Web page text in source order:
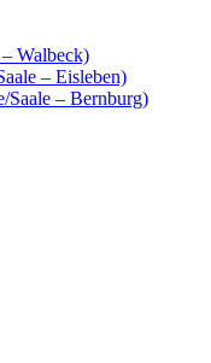
Walbeck)
– Eisleben)
Saale – Bernburg)